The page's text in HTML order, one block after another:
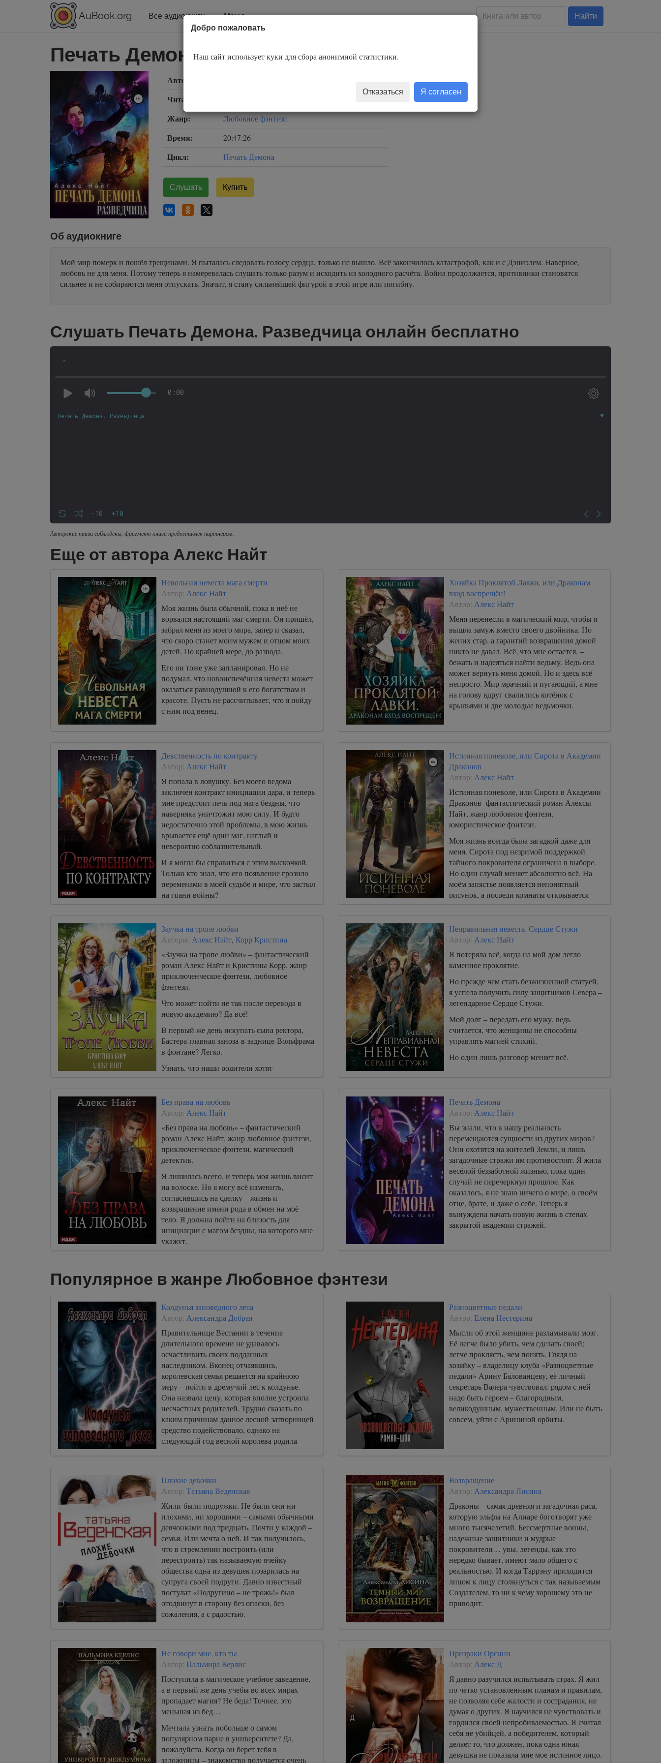
AuBook.org Все аудиокниги Меню Найти
Печать Демона. Разведчица
Автор:
Читает:
Жанр: Любовное фэнтези
Время: 20:47:26
Цикл: Печать Демона
Слушать Купить
Об аудиокниге
Мой мир померк и пошёл трещинами. Я пыталась следовать голосу сердца, только не вышло. Всё закончилось катастрофой, как и с Дэниэлем. Наверное,
любовь не для меня. Потому теперь я намеревалась слушать только разум и исходить из холодного расчёта. Война продолжается, противники становятся
сильнее и не собираются меня отпускать. Значит, я стану сильнейшей фигурой в этой игре или погибну.
Слушать Печать Демона. Разведчица онлайн бесплатно
-
0:00
-10 +10
Печать Демона. Разведчица
Авторские права соблюдены, фрагмент книги предоставлен партнером.
Еще от автора Алекс Найт
Невольная невеста мага смерти
Автор: Алекс Найт
Моя жизнь была обычной, пока в неё не
ворвался настоящий маг смерти. Он пришёл,
забрал меня из моего мира, запер и сказал,
что скоро станет моим мужем и отцом моих
детей. По крайней мере, до развода.
Его он тоже уже запланировал. Но не
подумал, что новоиспечённая невеста может
оказаться равнодушной к его богатствам и
красоте. Пусть не рассчитывает, что я пойду
с ним под венец.
Хозяйка Проклятой Лавки, или Драконам
вход воспрещён!
Автор: Алекс Найт
Меня перенесли в магический мир, чтобы я
вышла замуж вместо своего двойника. Но
жених стар, а гарантий возвращения домой
никто не давал. Всё, что мне остается, –
бежать и надеяться найти ведьму. Ведь она
может вернуть меня домой. Но и здесь всё
непросто. Мир мрачный и пугающий, а мне
на голову вдруг свалились котёнок с
крыльями и две молодые ведьмочки.
Девственность по контракту
Автор: Алекс Найт
Я попала в ловушку. Без моего ведома
заключен контракт инициации дара, и теперь
мне предстоит лечь под мага бездны, что
наверняка уничтожит мою силу. И будто
недостаточно этой проблемы, в мою жизнь
врывается ещё один маг, наглый и
невероятно соблазнительный.
И я могла бы справиться с этим выскочкой.
Только кто знал, что его появление грозило
переменами в моей судьбе и мире, что застыл
на грани войны?
Истинная поневоле, или Сирота в Академии
Драконов
Автор: Алекс Найт
Истинная поневоле, или Сирота в Академии
Драконов- фантастический роман Алексы
Найт, жанр любовное фэнтези,
юмористическое фэнтези.
Моя жизнь всегда была загадкой даже для
меня. Сирота под незримой поддержкой
тайного покровителя ограничена в выборе.
Но один случай меняет абсолютно всё. На
моём запястье появляется непонятный
рисунок, а посреди комнаты открывается
Заучка на тропе любви
Авторы: Алекс Найт, Корр Кристина
«Заучка на тропе любви» – фантастический
роман Алекс Найт и Кристины Корр, жанр
приключенческое фэнтези, любовное
фэнтези.
Что может пойти не так после перевода в
новую академию? Да всё!
В первый же день искупать сына ректора,
Бастера-главная-заноза-в-заднице-Вольфрама
в фонтане? Легко.
Узнать, что наши родители хотят
Неправильная невеста. Сердце Стужи
Автор: Алекс Найт
Я потеряла всё, когда на мой дом легло
каменное проклятие.
Но прежде чем стать безжизненной статуей,
я успела получить силу защитников Севера –
легендарное Сердце Стужи.
Мой долг – передать его мужу, ведь
считается, что женщины не способны
управлять магией стихий.
Но один лишь разговор меняет всё.
Без права на любовь
Автор: Алекс Найт
«Без права на любовь» – фантастический
роман Алекс Найт, жанр любовное фэнтези,
приключенческое фэнтези, магический
детектив.
Я лишилась всего, и теперь моя жизнь висит
на волоске. Но я могу всё изменить,
согласившись на сделку – жизнь и
возвращение имени рода в обмен на моё
тело. Я должна пойти на близость для
инициации с магом бездны, на которого мне
укажут.
Печать Демона
Автор: Алекс Найт
Вы знали, что в нашу реальность
перемещаются сущности из других миров?
Они охотятся на жителей Земли, и лишь
загадочные стражи им противостоят. Я жила
весёлой беззаботной жизнью, пока один
случай не перечеркнул прошлое. Как
оказалось, я не знаю ничего о мире, о своём
отце, брате, и даже о себе. Теперь я
вынуждена начать новую жизнь в стенах
закрытой академии стражей.
Популярное в жанре Любовное фэнтези
Колдунья заповедного леса
Автор: Александра Добрая
Правительнице Вестании в течение
длительного времени не удавалось
осчастливить своих подданных
наследником. Вконец отчаявшись,
королевская семья решается на крайнюю
меру – пойти в дремучий лес к колдунье.
Она назвала цену, которая вполне устроила
несчастных родителей. Трудно сказать по
каким причинам данное лесной затворницей
средство подействовало, однако на
следующий год весной королева родила
Разноцветные педали
Автор: Елена Нестерина
Мысли об этой женщине разламывали мозг.
Её легче было убить, чем сделать своей;
легче проклясть, чем понять. Глядя на
хозяйку – владелицу клуба «Разноцветные
педали» Арину Балованцеву, её личный
секретарь Валера чувствовал: рядом с ней
надо быть героем – благородным,
великодушным, мужественным. Или не быть
совсем, уйти с Арининой орбиты.
Плохие девочки
Автор: Татьяна Веденская
Жили-были подружки. Не были они ни
плохими, ни хорошими – самыми обычными
девчонками под тридцать. Почти у каждой –
семья. Или мечта о ней. И так получилось,
что в стремлении построить (или
перестроить) так называемую ячейку
общества одна из девушек позарилась на
супруга своей подруги. Давно известный
постулат «Подругино – не трожь!» был
отодвинут в сторону без опаски, без
сожаления, а с радостью.
Возвращение
Автор: Александра Лисина
Драконы – самая древняя и загадочная раса,
которую эльфы на Алиаре боготворят уже
много тысячелетий. Бессмертные воины,
надежные защитники и мудрые
покровители… увы, легенды, как это
нередко бывает, имеют мало общего с
реальностью. И когда Таррэну приходится
лицом к лицу столкнуться с так называемым
Создателем, то ни к чему хорошему это не
приводит.
Не говори мне, кто ты
Автор: Пальмира Керлис
Поступила в магическое учебное заведение,
а в первый же день учебы во всех мирах
пропадает магия? Не беда! Точнее, это
меньшая из бед…
Мечтала узнать побольше о самом
популярном парне в университете? Да,
пожалуйста. Когда он берет тебя в
заложницы – знакомство получается очень
Призраки Орсини
Автор: Алекс Д
Я давно разучился испытывать страх. Я жил
по четко установленным планам и правилам,
не позволяя себе жалости и сострадания, не
думая о других. Я научился не чувствовать и
гордился своей непробиваемостью. Я считал
себя не убийцей, а победителем, который
делает то, что должен, пока одна юная
девушка не показала мне мое истинное лицо.
Добро пожаловать
Наш сайт использует куки для сбора анонимной статистики.
Отказаться Я согласен